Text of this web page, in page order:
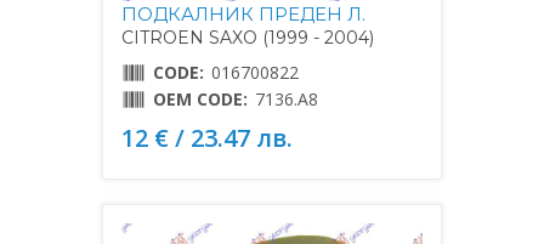
ПОДКАЛНИК ПРЕДЕН Л.
CITROEN SAXO (1999 - 2004)
CODE: 016700822
OEM CODE: 7136.A8
12 € / 23.47 лв.